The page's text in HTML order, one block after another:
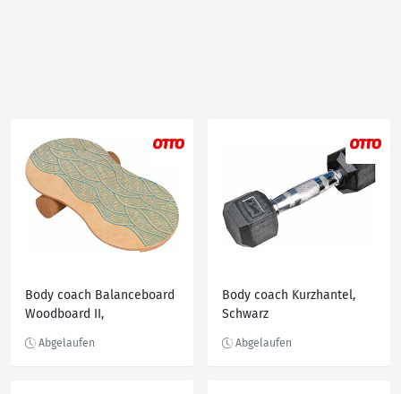
Body coach Balanceboard
Woodboard II,
mehrlagigen Ahornholz,
Body coach Kurzhantel,
Schwarz